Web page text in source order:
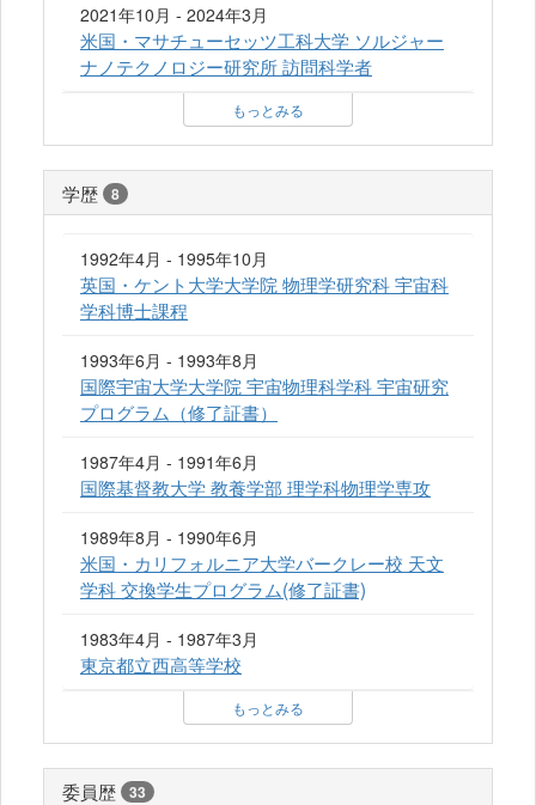
2021年10月 - 2024年3月
米国・マサチューセッツ工科大学 ソルジャー
ナノテクノロジー研究所 訪問科学者
もっとみる
学歴 8
1992年4月 - 1995年10月
英国・ケント大学大学院 物理学研究科 宇宙科
学科博士課程
1993年6月 - 1993年8月
国際宇宙大学大学院 宇宙物理科学科 宇宙研究
プログラム（修了証書）
1987年4月 - 1991年6月
国際基督教大学 教養学部 理学科物理学専攻
1989年8月 - 1990年6月
米国・カリフォルニア大学バークレー校 天文
学科 交換学生プログラム(修了証書)
1983年4月 - 1987年3月
東京都立西高等学校
もっとみる
委員歴 33